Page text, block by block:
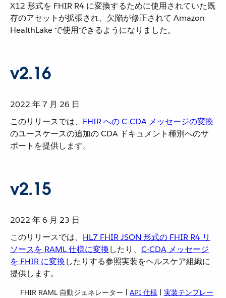
X12 形式を FHIR R4 に変換するために使用されていた既
存のアセットが拡張され、欠陥が修正されて Amazon
HealthLake で使用できるようになりました。
v2.16
2022 年 7 月 26 日
このリリースでは、​ FHIR への C-CDA メッセージの変換
のユースケースの追加の CDA ドキュメント種別へのサ
ポートを提供します。
v2.15
2022 年 6 月 23 日
このリリースでは、​ HL7 FHIR JSON 形式の FHIR R4 リ
ソースを RAML 仕様に変換​したり、​ C-CDA メッセージ
を FHIR に変換​したりする参照実装をヘルスケア組織に
提供します。
FHIR RAML 自動ジェネレーター | API 仕様
実装テンプレー